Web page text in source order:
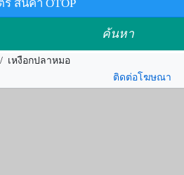
ร สินค้า OTOP
ค้นหา
/ เหงือกปลาหมอ
ติดต่อโฆษณา